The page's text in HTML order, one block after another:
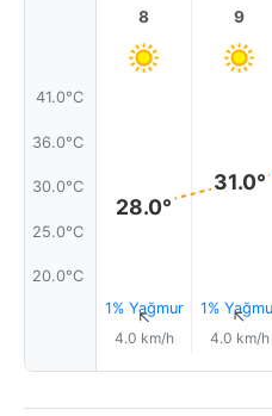
41.0°C
36.0°C
30.0°C
25.0°C
20.0°C
8
28.0°
1% Yağmur
↑
4.0 km/h
9
31.0°
1% ↑
4.0 km/h